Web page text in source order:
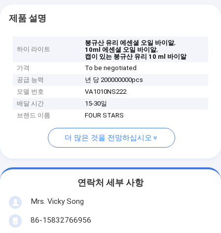
제품 설명
하이 라이트
붕규산 유리 에센셜 오일 바이알,
10ml 에센셜 오일 바이알,
캡이 있는 붕규산 유리 10 ml 바이알
가격
To be negotiated
공급 능력
년 당 200000000pcs
모델 번호
VA1010NS222
배달 시간
15-30일
브랜드 이름
FOUR STARS
더 많은 것을 전망하십시오
연락처 세부 사항
Mrs. Vicky Song
86-15832766956